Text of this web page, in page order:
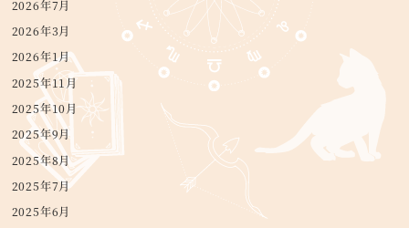
2026年7月
2026年3月
2026年1月
2025年11月
2025年10月
2025年9月
2025年8月
2025年7月
2025年6月